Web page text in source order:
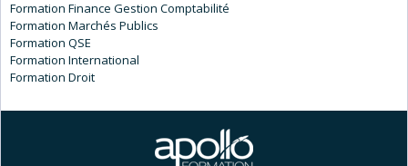
Finance Gestion Comptabilité
Marchés Publics
QSE
International
Droit